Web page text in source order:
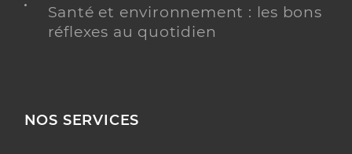
Santé et environnement : les bons
réflexes au quotidien
NOS SERVICES